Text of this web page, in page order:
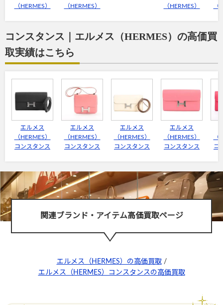
（HERMES）
（HERMES）
（HERMES）
（
コンスタンス｜エルメス（HERMES）の高価買
取実績はこちら
エルメス
（HERMES）
コンスタンス
エルメス
（HERMES）
コンスタンス
エルメス
（HERMES）
コンスタンス
エルメス
（HERMES）
コンスタンス
（
コ
関連ブランド・アイテム高価買取ページ
エルメス（HERMES）の高価買取 /
エルメス（HERMES）コンスタンスの高価買取